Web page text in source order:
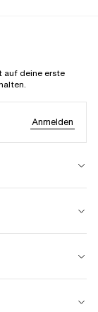
deine erste
Anmelden